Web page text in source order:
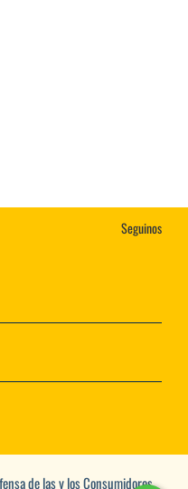
Seguinos
de las y los Consumidores.